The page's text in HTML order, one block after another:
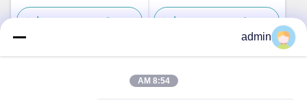
قطعات یدکی دامداری
بهترین قیمت رو بدست بیار
صنعتی
بهترین قیمت رو بدست بیار
admin
8:54 AM